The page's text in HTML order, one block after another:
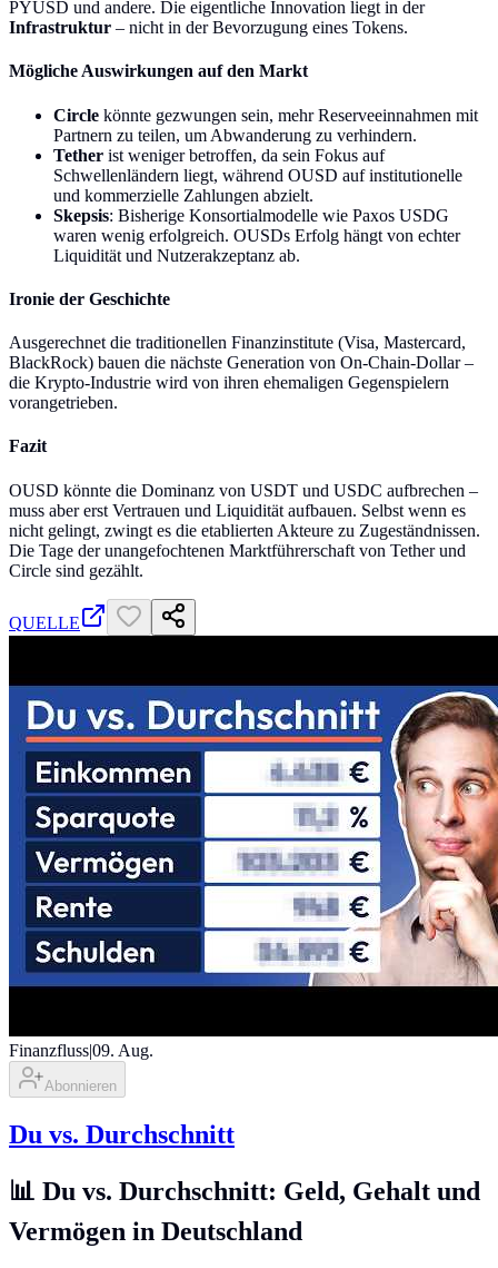
PYUSD und andere. Die eigentliche Innovation liegt in der
Infrastruktur – nicht in der Bevorzugung eines Tokens.
Mögliche Auswirkungen auf den Markt
Circle könnte gezwungen sein, mehr Reserveeinnahmen mit
Partnern zu teilen, um Abwanderung zu verhindern.
Tether ist weniger betroffen, da sein Fokus auf
Schwellenländern liegt, während OUSD auf institutionelle
und kommerzielle Zahlungen abzielt.
Skepsis: Bisherige Konsortialmodelle wie Paxos USDG
waren wenig erfolgreich. OUSDs Erfolg hängt von echter
Liquidität und Nutzerakzeptanz ab.
Ironie der Geschichte
Ausgerechnet die traditionellen Finanzinstitute (Visa, Mastercard,
BlackRock) bauen die nächste Generation von On-Chain-Dollar –
die Krypto-Industrie wird von ihren ehemaligen Gegenspielern
vorangetrieben.
Fazit
OUSD könnte die Dominanz von USDT und USDC aufbrechen –
muss aber erst Vertrauen und Liquidität aufbauen. Selbst wenn es
nicht gelingt, zwingt es die etablierten Akteure zu Zugeständnissen.
Die Tage der unangefochtenen Marktführerschaft von Tether und
Circle sind gezählt.
QUELLE
Finanzfluss|09. Aug.
Abonnieren
Du vs. Durchschnitt
📊 Du vs. Durchschnitt: Geld, Gehalt und
Vermögen in Deutschland